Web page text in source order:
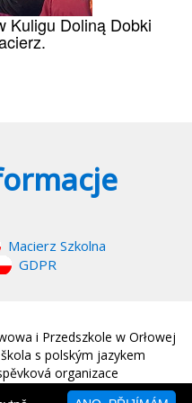
Kuligu Doliną Dobki
Macierz Szkolna
GDPR
i Przedszkole w Orłowej
s polským jazykem
organizace
Strona główna